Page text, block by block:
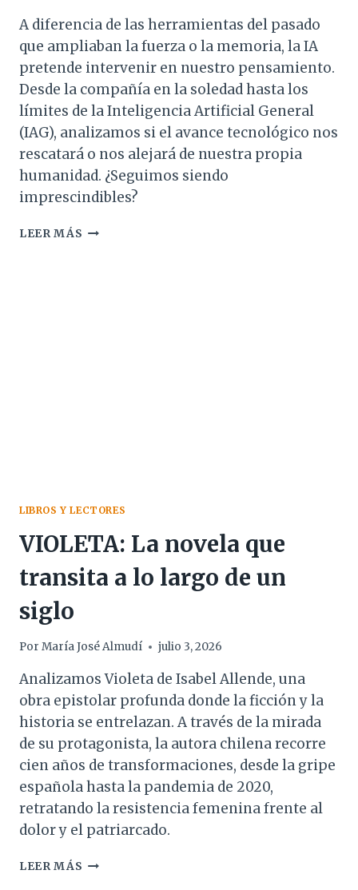
A diferencia de las herramientas del pasado
que ampliaban la fuerza o la memoria, la IA
pretende intervenir en nuestro pensamiento.
Desde la compañía en la soledad hasta los
límites de la Inteligencia Artificial General
(IAG), analizamos si el avance tecnológico nos
rescatará o nos alejará de nuestra propia
humanidad. ¿Seguimos siendo
imprescindibles?
LEER MÁS EN
LIBROS Y LECTORES
VIOLETA: La novela que
transita a lo largo de un
siglo
Por María José Almudí julio 3, 2026
Analizamos Violeta de Isabel Allende, una
obra epistolar profunda donde la ficción y la
historia se entrelazan. A través de la mirada
de su protagonista, la autora chilena recorre
cien años de transformaciones, desde la gripe
española hasta la pandemia de 2020,
retratando la resistencia femenina frente al
dolor y el patriarcado.
LEER MÁS VIOLETA: